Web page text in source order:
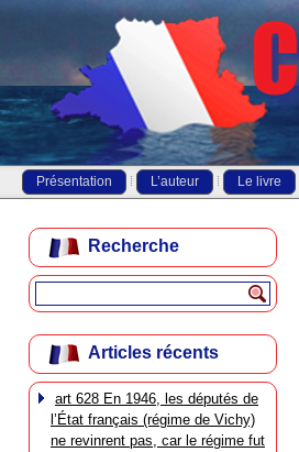
Présentation L’auteur Le livre
Recherche
Articles récents
art 628 En 1946, les députés de
l’État français (régime de Vichy)
ne revinrent pas, car le régime fut